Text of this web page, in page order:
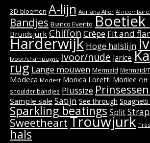
3D-bloemen A-lijn Adriana Alier
Bandjes Bianco Evento
Bruidsjurk Chiffon Crêpe Fit and
Harderwijk Hoge halslijn
Ivoor/champagne Ivoor/nude Jarice
rug Lange mouwen Mermaid Mermaid/
Modeca Modest Monica Loretti Morilee
shoulder bandjes Plussize
Sample sale Satijn See through
Sparkling beatings Split
SweetheartTrouwjurk
hals